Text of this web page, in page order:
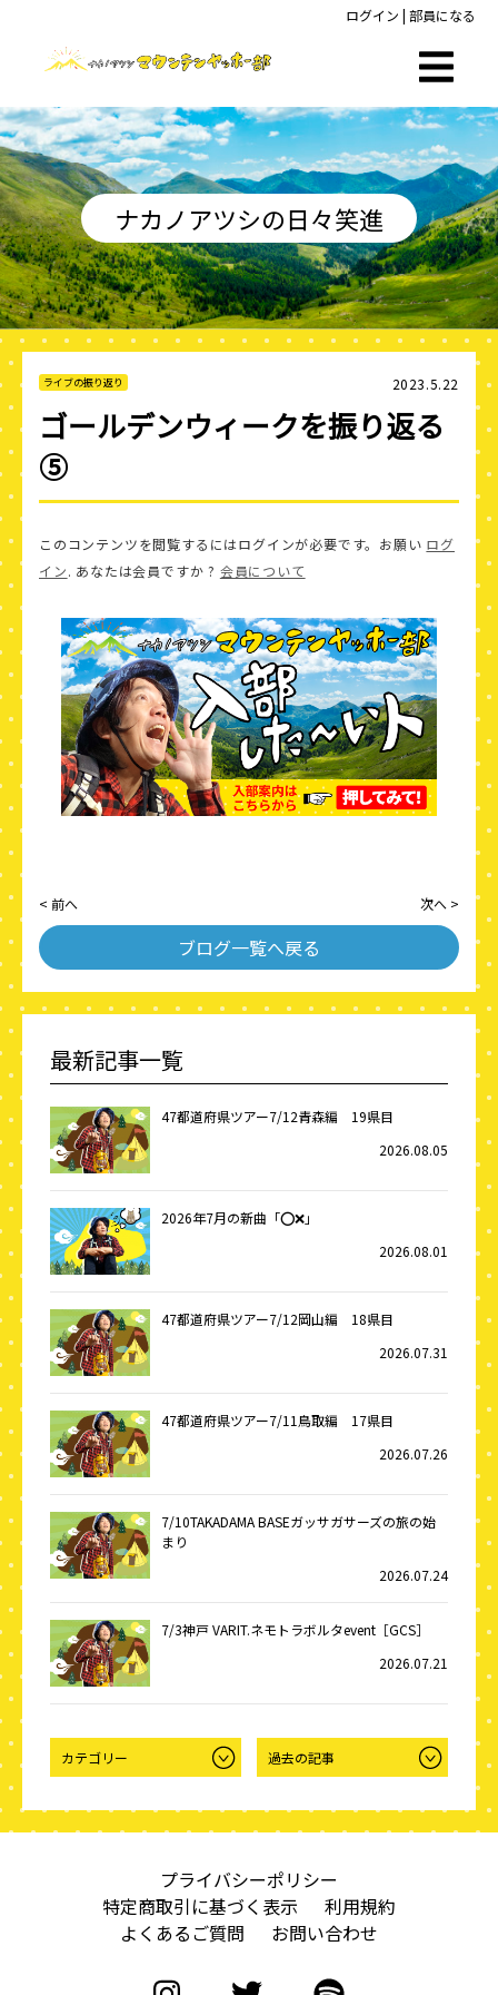
ログイン | 部員になる
ナカノアツシの日々笑進
ライブの振り返り 2023.5.22
ゴールデンウィークを振り返る
⑤
このコンテンツを閲覧するにはログインが必要です。お願い ログ
イン. あなたは会員ですか ? 会員について
< 前へ
ブログ一覧へ戻る
次へ >
最新記事一覧
47都道府県ツアー7/12青森編 19県目
2026.08.05
2026年7月の新曲「⭕️❌」
2026.08.01
47都道府県ツアー7/12岡山編 18県目
2026.07.31
47都道府県ツアー7/11鳥取編 17県目
2026.07.26
7/10TAKADAMA BASEガッサガサーズの旅の始
まり
2026.07.24
7/3神戸 VARIT.ネモトラボルタevent［GCS］
2026.07.21
プライバシーポリシー
特定商取引に基づく表示
利用規約
よくあるご質問
お問い合わせ